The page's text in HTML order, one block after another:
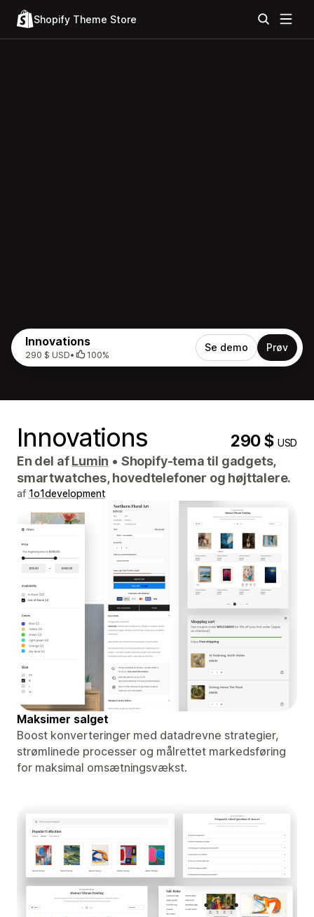
Shopify Theme Store
Innovations
290 $ USD• 100%
Se demo Prøv
Innovations 290 $USD
En del afLumin • Shopify-tema til gadgets,
smartwatches, hovedtelefoner og højttalere.
af 1o1development
Maksimer salget
Boost konverteringer med datadrevne strategier,
strømlinede processer og målrettet markedsføring
for maksimal omsætningsvækst.